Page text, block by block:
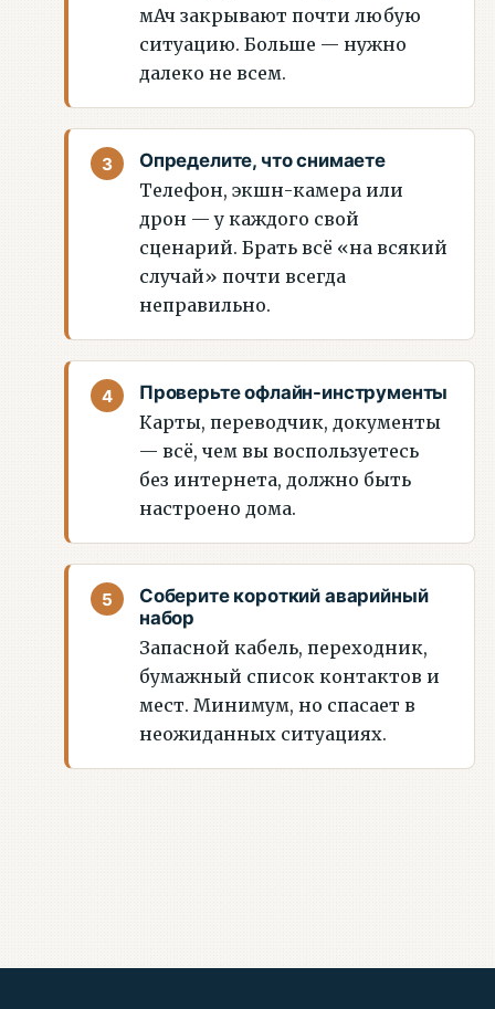
мАч закрывают почти любую
ситуацию. Больше — нужно
далеко не всем.
Определите, что снимаете
Телефон, экшн-камера или
дрон — у каждого свой
сценарий. Брать всё «на всякий
случай» почти всегда
неправильно.
Проверьте офлайн-инструменты
Карты, переводчик, документы
— всё, чем вы воспользуетесь
без интернета, должно быть
настроено дома.
Соберите короткий аварийный
набор
Запасной кабель, переходник,
бумажный список контактов и
мест. Минимум, но спасает в
неожиданных ситуациях.